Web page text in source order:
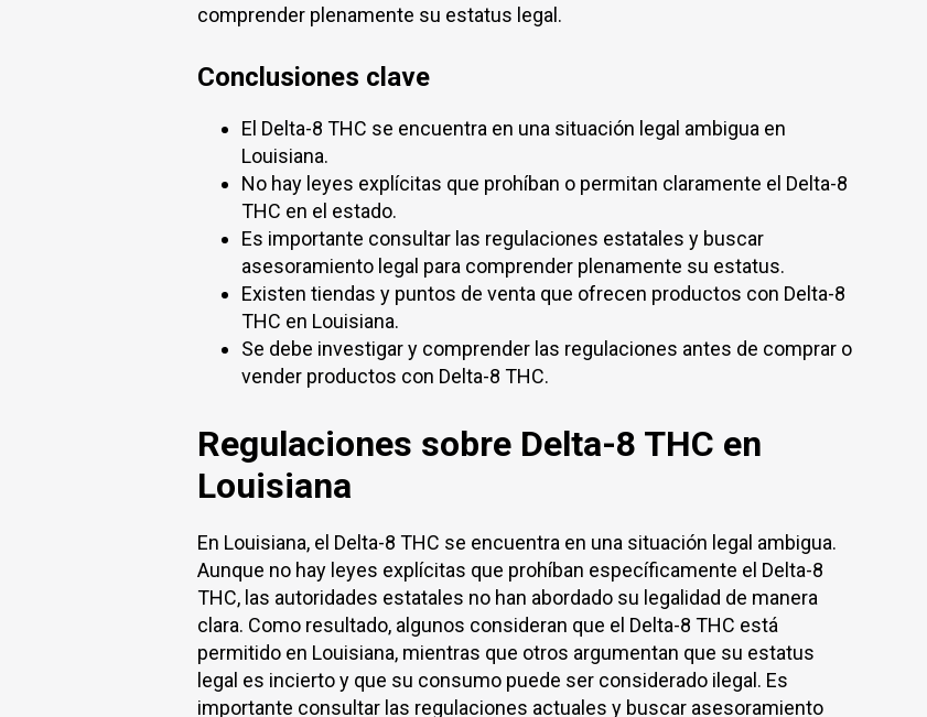
comprender plenamente su estatus legal.
Conclusiones clave
El Delta-8 THC se encuentra en una situación legal ambigua en
Louisiana.
No hay leyes explícitas que prohíban o permitan claramente el Delta-8
THC en el estado.
Es importante consultar las regulaciones estatales y buscar
asesoramiento legal para comprender plenamente su estatus.
Existen tiendas y puntos de venta que ofrecen productos con Delta-8
THC en Louisiana.
Se debe investigar y comprender las regulaciones antes de comprar o
vender productos con Delta-8 THC.
Regulaciones sobre Delta-8 THC en
Louisiana
En Louisiana, el Delta-8 THC se encuentra en una situación legal ambigua.
Aunque no hay leyes explícitas que prohíban específicamente el Delta-8
THC, las autoridades estatales no han abordado su legalidad de manera
clara. Como resultado, algunos consideran que el Delta-8 THC está
permitido en Louisiana, mientras que otros argumentan que su estatus
legal es incierto y que su consumo puede ser considerado ilegal. Es
importante consultar las regulaciones actuales y buscar asesoramiento